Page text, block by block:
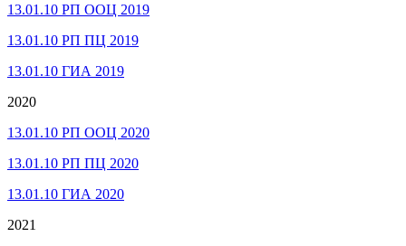
13.01.10 РП ООЦ 2019
13.01.10 РП ПЦ 2019
13.01.10 ГИА 2019
2020
13.01.10 РП ООЦ 2020
13.01.10 РП ПЦ 2020
13.01.10 ГИА 2020
2021